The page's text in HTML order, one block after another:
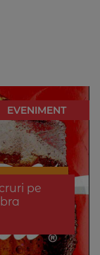
EVENIMENT
pe